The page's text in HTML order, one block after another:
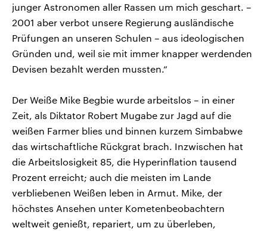
junger Astronomen aller Rassen um mich geschart. –
2001 aber verbot unsere Regierung ausländische
Prüfungen an unseren Schulen – aus ideologischen
Gründen und, weil sie mit immer knapper werdenden
Devisen bezahlt werden mussten.“
Der Weiße Mike Begbie wurde arbeitslos – in einer
Zeit, als Diktator Robert Mugabe zur Jagd auf die
weißen Farmer blies und binnen kurzem Simbabwe
das wirtschaftliche Rückgrat brach. Inzwischen hat
die Arbeitslosigkeit 85, die Hyperinflation tausend
Prozent erreicht; auch die meisten im Lande
verbliebenen Weißen leben in Armut. Mike, der
höchstes Ansehen unter Kometenbeobachtern
weltweit genießt, repariert, um zu überleben,